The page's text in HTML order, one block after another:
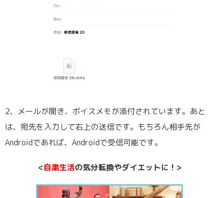
2、メールが開き、ボイスメモが添付されています。あと
は、宛先を入力して右上の送信です。もちろん相手先が
Androidであれば、Androidで受信可能です。
<自粛生活の気分転換やダイエットに！>